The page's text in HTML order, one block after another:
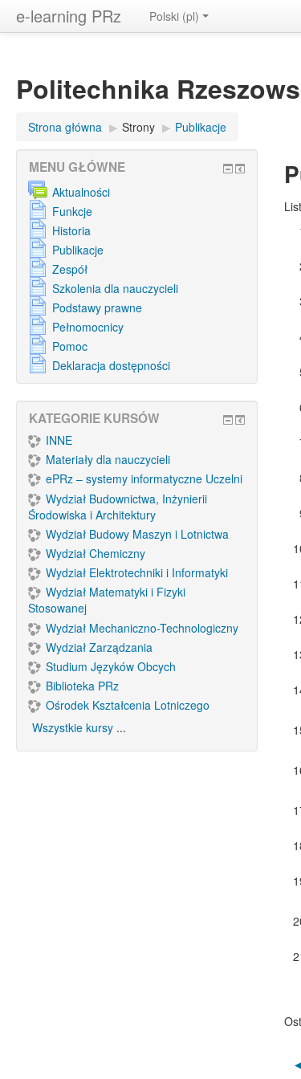
e-learning PRz Polski ‎(pl)‎
Politechnika
Strona główna ▶︎ Strony ▶︎ Publikacje
MENU GŁÓWNE
Aktualności
Funkcje
Historia
Publikacje
Zespół
Szkolenia dla nauczycieli
Podstawy prawne
Pełnomocnicy
Pomoc
Deklaracja dostępności
KATEGORIE KURSÓW
INNE
Materiały dla nauczycieli
ePRz – systemy informatyczne Uczelni
Wydział Budownictwa, Inżynierii
Środowiska i Architektury
Wydział Budowy Maszyn i Lotnictwa
Wydział Chemiczny
Wydział Elektrotechniki i Informatyki
Wydział Matematyki i Fizyki
Stosowanej
Wydział Mechaniczno-Technologiczny
Wydział Zarządzania
Studium Języków Obcych
Biblioteka PRz
Ośrodek Kształcenia Lotniczego
Wszystkie kursy ...